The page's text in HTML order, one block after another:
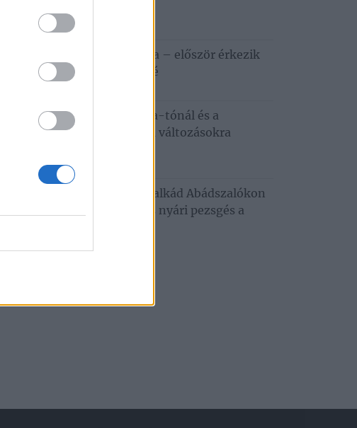
Fesztiválja
2026. augusztus 5.
Budapestről a Tisza-tóra – először érkezik
Tiszafüredre a Haccacáré
Rendkívüli hőség a Tisza-tónál és a
Hortobágyon – ezekre a változásokra
2026. augusztus 3.
Augusztusi programkavalkád Abádszalókon
– koncert, tánc, mozi és nyári pezsgés a